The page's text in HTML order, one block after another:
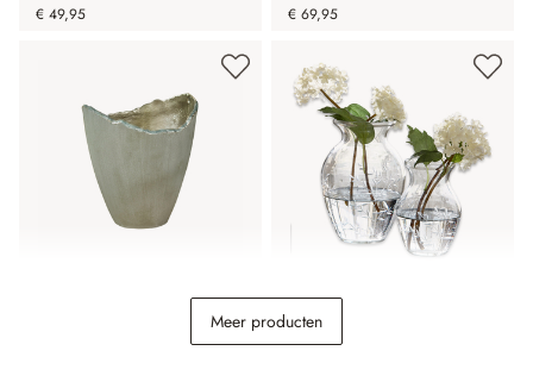
€ 49,95 € 69,95
Vaas set van 2 Paimpont
Meer producten